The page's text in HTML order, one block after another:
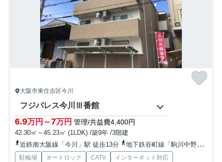
大阪市東住吉区今川
フジパレス今川Ⅲ番館
6.9万円～7万円 管理/共益費4,400円
42.30㎡～45.23㎡ (1LDK) /築9年 /3階建
近鉄南大阪線「今川」駅 徒歩13分
地下鉄谷町線「駒川中野」駅 徒歩18分
駐輪場 オートロック CATV
インターネット対応